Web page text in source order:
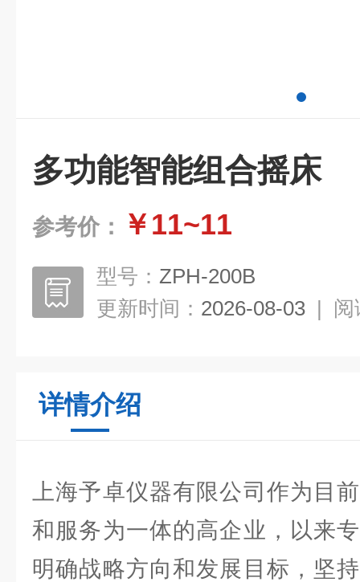
多功能智能组合摇床
参考价： ￥11~11
型号： ZPH-200B
更新时间： 2026-08-03 | 阅
详情介绍
上海予卓仪器有限公司作为目
和服务为一体的高企业，以来
明确战略方向和发展目标，坚